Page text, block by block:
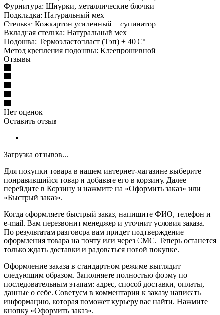
Фурнитура: Шнурки, металлические блочки
Подкладка: Натуральный мех
Стелька: Кожкартон усиленный + супинатор
Вкладная стелька: Натуральный мех
Подошва: Термоэластопласт (Тэп) ± 40 Cº
Метод крепления подошвы: Клеепрошивной
Отзывы
Нет оценок
Оставить отзыв
Загрузка отзывов...
Для покупки товара в нашем интернет-магазине выберите
понравившийся товар и добавьте его в корзину. Далее
перейдите в Корзину и нажмите на «Оформить заказ» или
«Быстрый заказ».
Когда оформляете быстрый заказ, напишите ФИО, телефон и
e-mail. Вам перезвонит менеджер и уточнит условия заказа.
По результатам разговора вам придет подтверждение
оформления товара на почту или через СМС. Теперь останется
только ждать доставки и радоваться новой покупке.
Оформление заказа в стандартном режиме выглядит
следующим образом. Заполняете полностью форму по
последовательным этапам: адрес, способ доставки, оплаты,
данные о себе. Советуем в комментарии к заказу написать
информацию, которая поможет курьеру вас найти. Нажмите
кнопку «Оформить заказ».